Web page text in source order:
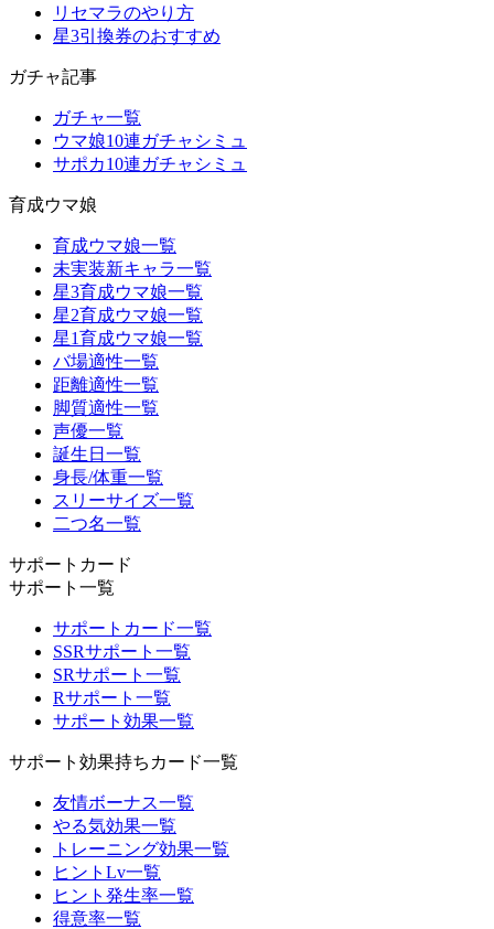
リセマラのやり方
星3引換券のおすすめ
ガチャ記事
ガチャ一覧
ウマ娘10連ガチャシミュ
サポカ10連ガチャシミュ
育成ウマ娘
育成ウマ娘一覧
未実装新キャラ一覧
星3育成ウマ娘一覧
星2育成ウマ娘一覧
星1育成ウマ娘一覧
バ場適性一覧
距離適性一覧
脚質適性一覧
声優一覧
誕生日一覧
身長/体重一覧
スリーサイズ一覧
二つ名一覧
サポートカード
サポート一覧
サポートカード一覧
SSRサポート一覧
SRサポート一覧
Rサポート一覧
サポート効果一覧
サポート効果持ちカード一覧
友情ボーナス一覧
やる気効果一覧
トレーニング効果一覧
ヒントLv一覧
ヒント発生率一覧
得意率一覧